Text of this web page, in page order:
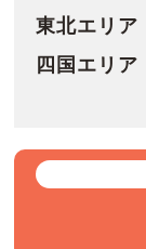
東北エリア
四国エリア